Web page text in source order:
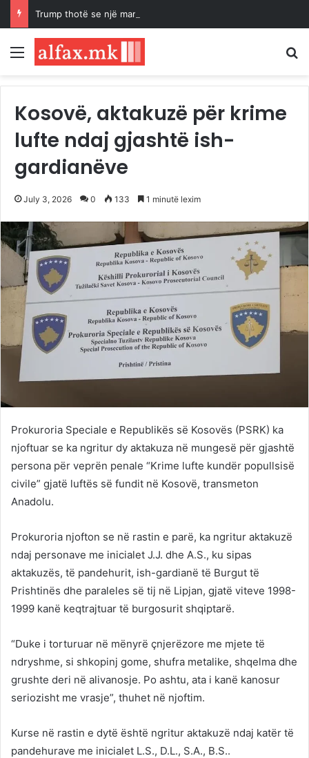
Menu
Kosovë, aktakuzë për krime
lufte ndaj gjashtë ish-
gardianëve
July 3, 2026 0 133 1 minutë lexim
Prokuroria Speciale e Republikës së Kosovës (PSRK) ka
njoftuar se ka ngritur dy aktakuza në mungesë për gjashtë
persona për veprën penale “Krime lufte kundër popullsisë
civile” gjatë luftës së fundit në Kosovë, transmeton
Anadolu.
Prokuroria njofton se në rastin e parë, ka ngritur aktakuzë
ndaj personave me inicialet J.J. dhe A.S., ku sipas
aktakuzës, të pandehurit, ish-gardianë të Burgut të
Prishtinës dhe paraleles së tij në Lipjan, gjatë viteve 1998-
1999 kanë keqtrajtuar të burgosurit shqiptarë.
“Duke i torturuar në mënyrë çnjerëzore me mjete të
ndryshme, si shkopinj gome, shufra metalike, shqelma dhe
grushte deri në alivanosje. Po ashtu, ata i kanë kanosur
seriozisht me vrasje”, thuhet në njoftim.
Kurse në rastin e dytë është ngritur aktakuzë ndaj katër të
pandehurave me inicialet L.S., D.L., S.A., B.S..